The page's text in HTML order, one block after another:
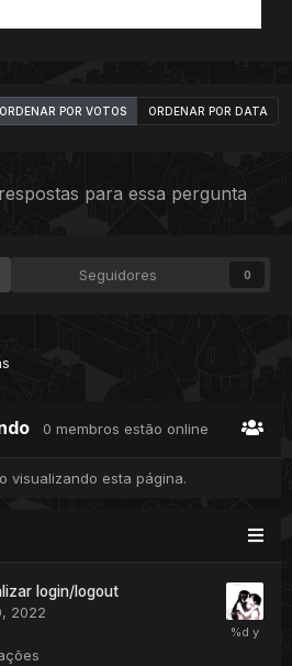
ORDENAR POR VOTOS ORDENAR POR DATA
para essa pergunta
Seguidores 0
0 membros estão online
visualizando esta página.
login/logout
2022